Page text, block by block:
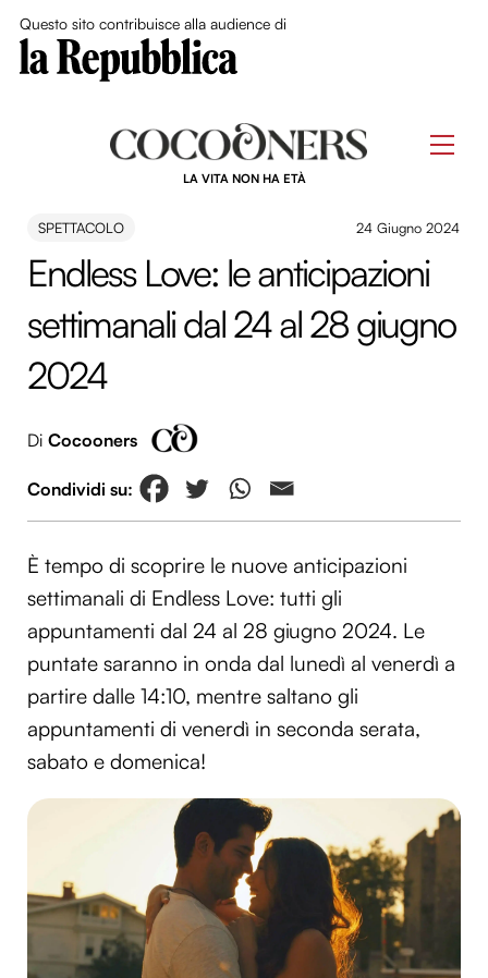
Questo sito contribuisce alla audience di
LA VITA NON HA ETÀ
SPETTACOLO 24 Giugno 2024
Endless Love: le anticipazioni
settimanali dal 24 al 28 giugno
2024
Di Cocooners
È tempo di scoprire le nuove anticipazioni
settimanali di Endless Love: tutti gli
appuntamenti dal 24 al 28 giugno 2024. Le
puntate saranno in onda dal lunedì al venerdì a
partire dalle 14:10, mentre saltano gli
appuntamenti di venerdì in seconda serata,
sabato e domenica!